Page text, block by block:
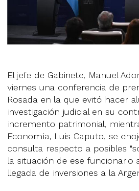
El jefe de Gabinete, Manuel
viernes una conferencia de
Rosada en la que evitó hacer
investigación judicial en su
incremento patrimonial,
Economía, Luis Caputo, se
consulta respecto a posibles
la situación de ese funcionario
llegada de inversiones a la